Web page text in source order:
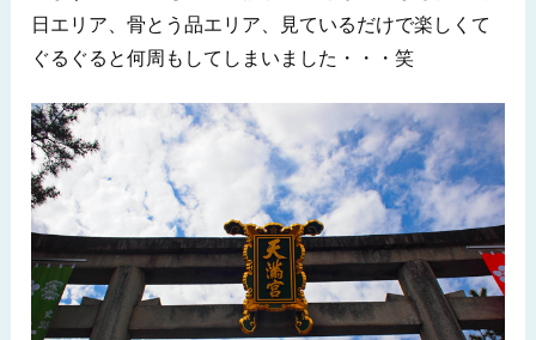
日エリア、骨とう品エリア、見ているだけで楽しくて
ぐるぐると何周もしてしまいました・・・笑